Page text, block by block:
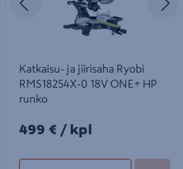
Katkaisu- ja jiirisaha Ryobi
RMS18254X-0 18V ONE+ HP
runko
499€/kpl
499 € / kpl